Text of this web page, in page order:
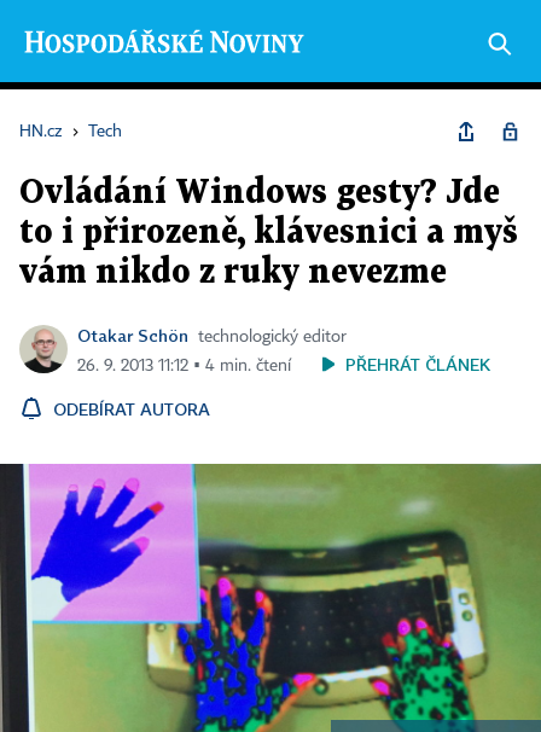
HN.cz › Tech
Ovládání Windows gesty? Jde
to i přirozeně, klávesnici a myš
vám nikdo z ruky nevezme
Otakar Schön
technologický editor
26. 9. 2013 11:12 ▪ 4 min. čtení
PŘEHRÁT ČLÁNEK
ODEBÍRAT AUTORA